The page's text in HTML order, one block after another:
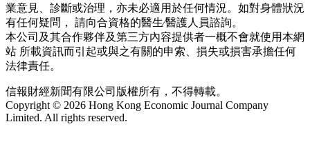
業意見、診斷或治理，亦未必適用於任何情況。如對身體狀況
有任何疑問， 請向合資格的醫生∕醫護人員諮詢。
本公司及其合作夥伴及第三方內容提供者一概不會就使用本網
站 所載資訊而引起或與之有關的申索、損失或損害承擔任何
法律責任。
信報財經新聞有限公司版權所有，不得轉載。
Copyright © 2026 Hong Kong Economic Journal Company
Limited. All rights reserved.